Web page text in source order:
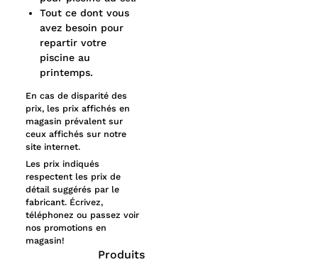
Produits
Tout ce dont vous
avez besoin pour
repartir votre
piscine au
printemps.
En cas de disparité des
prix, les prix affichés en
magasin prévalent sur
ceux affichés sur notre
site internet.
Les prix indiqués
respectent les prix de
détail suggérés par le
fabricant. Écrivez,
téléphonez ou passez voir
nos promotions en
magasin!